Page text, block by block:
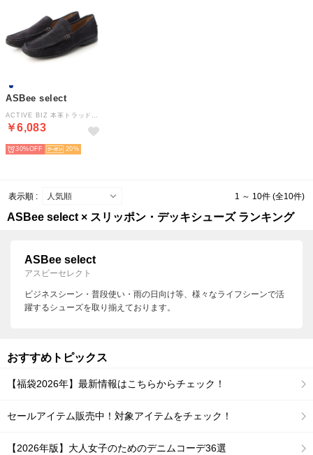
ASBee select
￥6,083
30% 20
表示順 : 1 ～ 10件 (全10件)
ASBee select × スリッポン・デッキシューズ ランキング
ASBee select
アスビーセレクト
ビジネスシーン・普段使い・雨の日向け等、様々なライフシーンで活
躍するシューズを取り揃えております。
おすすめトピックス
【福袋2026年】最新情報はこちらからチェック！
セールアイテム販売中！対象アイテムをチェック！
【2026年版】大人女子のためのデニムコーデ36選